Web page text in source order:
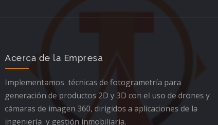
Acerca de la Empresa
Implementamos técnicas de fotogrametría para
generación de productos 2D y 3D con el uso de drones y
cámaras de imagen 360, dirigidos a aplicaciones de la
ingeniería y gestión inmobiliaria.